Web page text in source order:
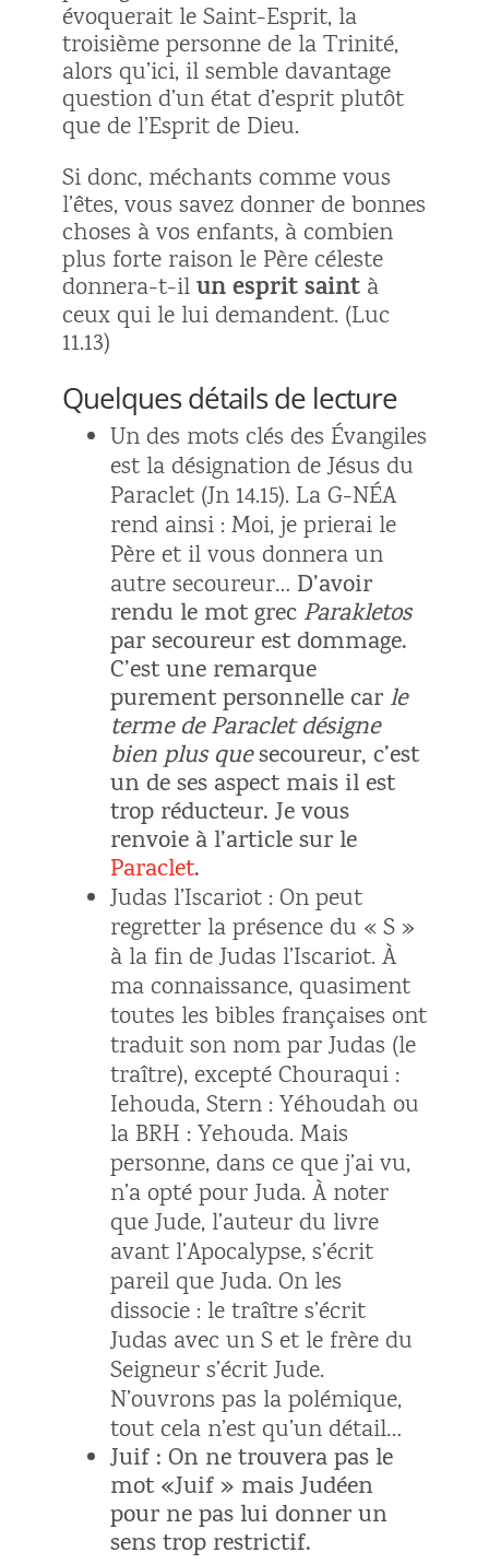
évoquerait le Saint-Esprit, la
troisième personne de la Trinité,
alors qu’ici, il semble davantage
question d’un état d’esprit plutôt
que de l’Esprit de Dieu.
Si donc, méchants comme vous
l’êtes, vous savez donner de bonnes
choses à vos enfants, à combien
plus forte raison le Père céleste
donnera-t-ilun esprit saintà
ceux qui le lui demandent. (Luc
11.13)
Quelques détails de lecture
Un des mots clés des Évangiles
est la désignation de Jésus du
Paraclet (Jn 14.15). La G-NÉA
rend ainsi : Moi, je prierai le
Père et il vous donnera un
autre secoureur… D’avoir
rendu le mot grec Parakletos
par secoureur est dommage.
C’est une remarque
purement personnelle car le
terme de Paraclet désigne
bien plus quesecoureur, c’est
un de ses aspect mais il est
trop réducteur. Je vous
renvoie à l’article sur le
Paraclet.
Judas l’Iscariot: On peut
regretter la présence du « S »
à la fin de Judas l’Iscariot. À
ma connaissance, quasiment
toutes les bibles françaises ont
traduit son nom par Judas (le
traître), excepté Chouraqui :
Iehouda, Stern : Yéhoudah ou
la BRH : Yehouda. Mais
personne, dans ce que j’ai vu,
n’a opté pour Juda. À noter
que Jude, l’auteur du livre
avant l’Apocalypse, s’écrit
pareil que Juda. On les
dissocie : le traître s’écrit
Judas avec un S et le frère du
Seigneur s’écrit Jude.
N’ouvrons pas la polémique,
tout cela n’est qu’un détail…
Juif : On ne trouvera pas le
mot «Juif » mais Judéen
pour ne pas lui donner un
sens trop restrictif.